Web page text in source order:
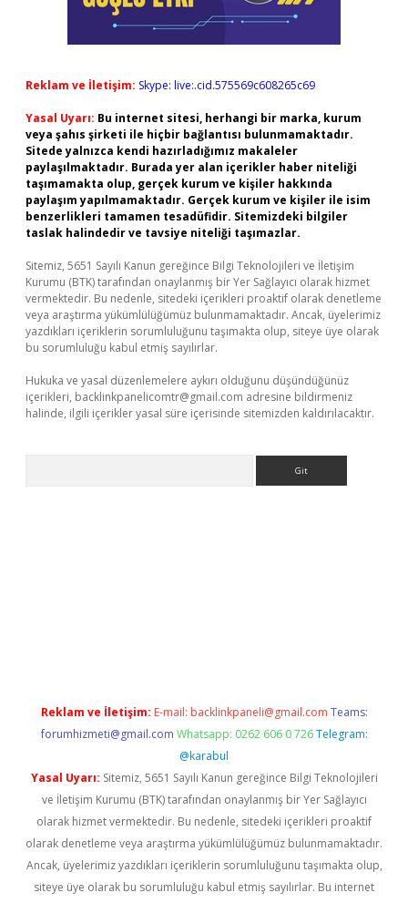
Reklam ve İletişim: Skype: live:.cid.575569c608265c69
Yasal Uyarı: Bu internet sitesi, herhangi bir marka, kurum
veya şahıs şirketi ile hiçbir bağlantısı bulunmamaktadır.
Sitede yalnızca kendi hazırladığımız makaleler
paylaşılmaktadır. Burada yer alan içerikler haber niteliği
taşımamakta olup, gerçek kurum ve kişiler hakkında
paylaşım yapılmamaktadır. Gerçek kurum ve kişiler ile isim
benzerlikleri tamamen tesadüfidir. Sitemizdeki bilgiler
taslak halindedir ve tavsiye niteliği taşımazlar.
Sitemiz, 5651 Sayılı Kanun gereğince Bilgi Teknolojileri ve İletişim
Kurumu (BTK) tarafından onaylanmış bir Yer Sağlayıcı olarak hizmet
vermektedir. Bu nedenle, sitedeki içerikleri proaktif olarak denetleme
veya araştırma yükümlülüğümüz bulunmamaktadır. Ancak, üyelerimiz
yazdıkları içeriklerin sorumluluğunu taşımakta olup, siteye üye olarak
bu sorumluluğu kabul etmiş sayılırlar.
Hukuka ve yasal düzenlemelere aykırı olduğunu düşündüğünüz
içerikleri, backlinkpanelicomtr@gmail.com adresine bildirmeniz
halinde, ilgili içerikler yasal süre içerisinde sitemizden kaldırılacaktır.
Reklam ve İletişim: E-mail: backlinkpaneli@gmail.com Teams:
forumhizmeti@gmail.com Whatsapp: 0262 606 0 726 Telegram:
@karabul
Yasal Uyarı: Sitemiz, 5651 Sayılı Kanun gereğince Bilgi Teknolojileri
ve İletişim Kurumu (BTK) tarafından onaylanmış bir Yer Sağlayıcı
olarak hizmet vermektedir. Bu nedenle, sitedeki içerikleri proaktif
olarak denetleme veya araştırma yükümlülüğümüz bulunmamaktadır.
Ancak, üyelerimiz yazdıkları içeriklerin sorumluluğunu taşımakta olup,
siteye üye olarak bu sorumluluğu kabul etmiş sayılırlar. Bu internet